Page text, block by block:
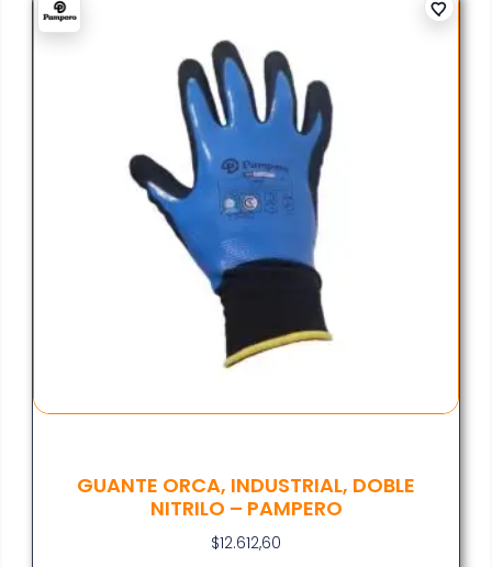
GUANTE ORCA, INDUSTRIAL, DOBLE
NITRILO – PAMPERO
$12.612,60